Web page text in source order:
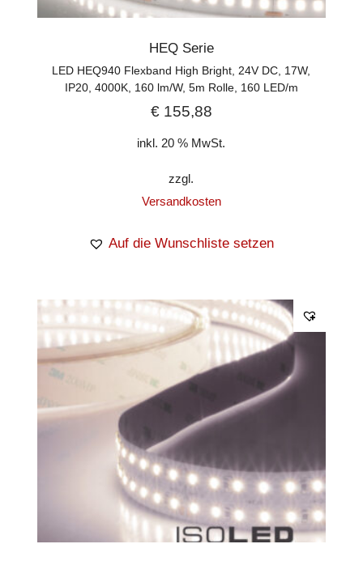
HEQ Serie
LED HEQ940 Flexband High Bright, 24V DC, 17W,
IP20, 4000K, 160 lm/W, 5m Rolle, 160 LED/m
€155,88
inkl. 20 % MwSt.
zzgl.
Versandkosten
Auf die Wunschliste setzen